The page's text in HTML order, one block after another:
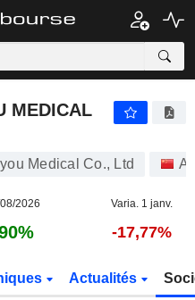
MEDICAL
Medical Co., Ltd
2026 Varia. 1 janv.
-17,77%
Actualités